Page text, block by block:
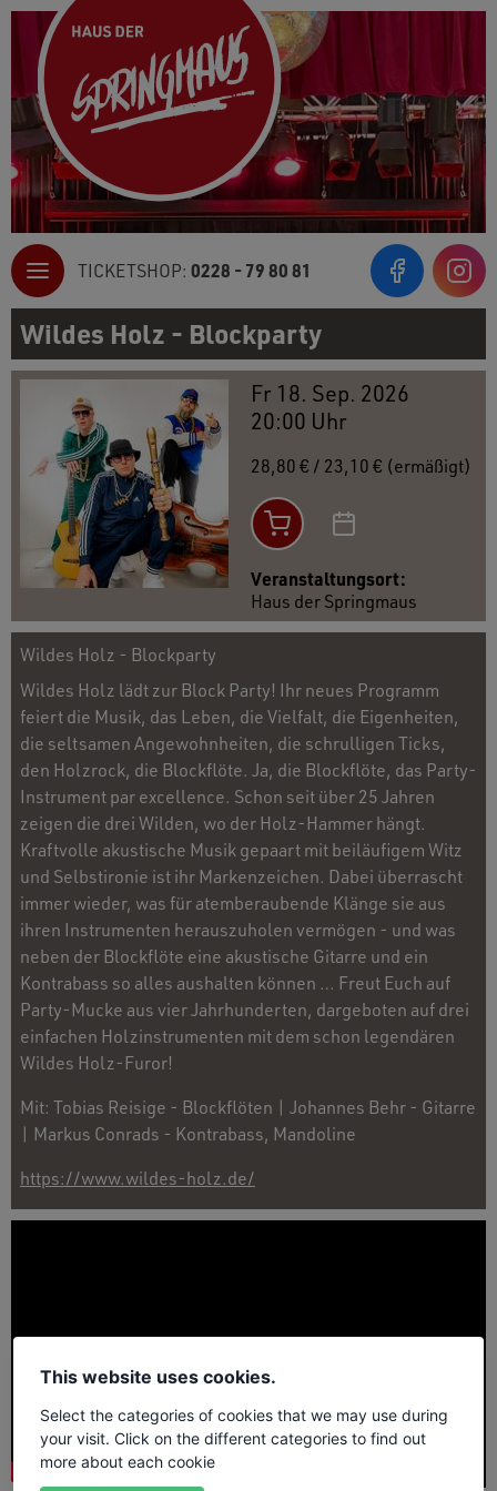
TICKETSHOP: 0228 - 79 80 81
Wildes Holz - Blockparty
Fr 18. Sep. 2026
20:00 Uhr
28,80 € / 23,10 € (ermäßigt)
Veranstaltungsort:
Haus der Springmaus
Wildes Holz - Blockparty
Wildes Holz lädt zur Block Party! Ihr neues Programm
feiert die Musik, das Leben, die Vielfalt, die Eigenheiten,
die seltsamen Angewohnheiten, die schrulligen Ticks,
den Holzrock, die Blockflöte. Ja, die Blockflöte, das Party-
Instrument par excellence. Schon seit über 25 Jahren
zeigen die drei Wilden, wo der Holz-Hammer hängt.
Kraftvolle akustische Musik gepaart mit beiläufigem Witz
und Selbstironie ist ihr Markenzeichen. Dabei überrascht
immer wieder, was für atemberaubende Klänge sie aus
ihren Instrumenten herauszuholen vermögen - und was
neben der Blockflöte eine akustische Gitarre und ein
Kontrabass so alles aushalten können … Freut Euch auf
Party-Mucke aus vier Jahrhunderten, dargeboten auf drei
einfachen Holzinstrumenten mit dem schon legendären
Wildes Holz-Furor!
Mit: Tobias Reisige - Blockflöten | Johannes Behr - Gitarre
| Markus Conrads - Kontrabass, Mandoline
https://www.wildes-holz.de/
This website uses cookies.
Select the categories of cookies that we may use during
your visit. Click on the different categories to find out
more about each cookie